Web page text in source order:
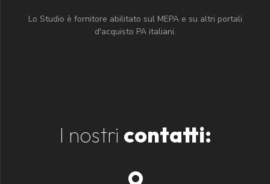
Lo Studio è fornitore abilitato sul MEPA e su altri portali
d'acquisto PA italiani.
I nostri contatti: